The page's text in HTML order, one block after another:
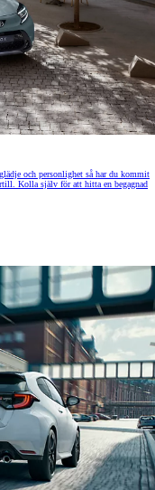
och personlighet så har du kommit
Kolla själv för att hitta en begagnad